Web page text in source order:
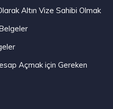
Altın Vize Sahibi Olmak
Açmak için Gereken